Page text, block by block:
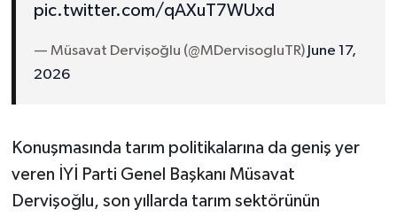
pic.twitter.com/qAXuT7WUxd
— Müsavat Dervişoğlu (@MDervisogluTR) June 17,
2026
Konuşmasında tarım politikalarına da geniş yer
veren İYİ Parti Genel Başkanı Müsavat
Dervişoğlu, son yıllarda tarım sektörünün